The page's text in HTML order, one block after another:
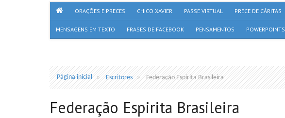
ORAÇÕES E PRECES CHICO XAVIER PASSE VIRTUAL PRECE DE CÁRITAS
MENSAGENS EM TEXTO FRASES DE FACEBOOK PENSAMENTOS POWERPOINTS
Página inicial Escritores Federação Espirita Brasileira
Federação Espirita Brasileira